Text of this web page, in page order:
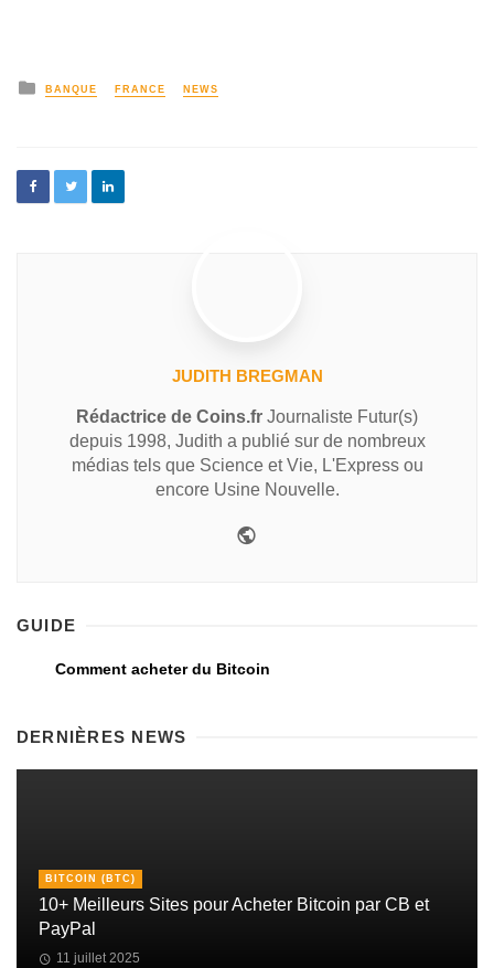
BANQUE FRANCE NEWS
JUDITH BREGMAN
Rédactrice de Coins.fr Journaliste Futur(s)
depuis 1998, Judith a publié sur de nombreux
médias tels que Science et Vie, L'Express ou
encore Usine Nouvelle.
GUIDE
Comment acheter du Bitcoin
DERNIÈRES NEWS
BITCOIN (BTC)
10+ Meilleurs Sites pour Acheter Bitcoin par CB et
PayPal
11 juillet 2025